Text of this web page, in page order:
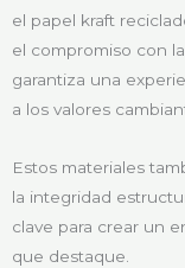
el papel kraft
el compromiso con
garantiza una
a los valores
Estos materiales
la integridad
clave para crear un
que destaque.